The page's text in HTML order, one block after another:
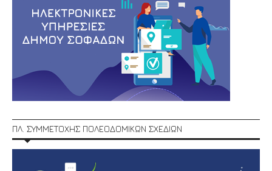
ΠΛ. ΣΥΜΜΕΤΟΧΗΣ ΠΟΛΕΟΔΟΜΙΚΩΝ ΣΧΕΔΙΩΝ